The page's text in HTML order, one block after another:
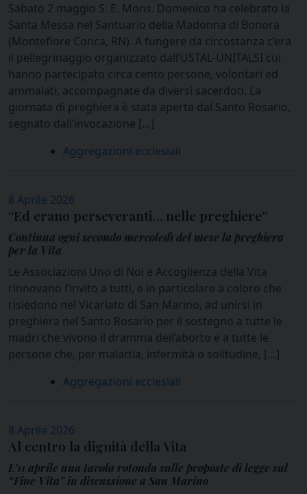
Sabato 2 maggio S. E. Mons. Domenico ha celebrato la
Santa Messa nel Santuario della Madonna di Bonora
(Montefiore Conca, RN). A fungere da circostanza c’era
il pellegrinaggio organizzato dall’USTAL-UNITALSI cui
hanno partecipato circa cento persone, volontari ed
ammalati, accompagnate da diversi sacerdoti. La
giornata di preghiera è stata aperta dal Santo Rosario,
segnato dall’invocazione […]
Aggregazioni ecclesiali
8 Aprile 2026
“Ed erano perseveranti… nelle preghiere”
Continua ogni secondo mercoledì del mese la preghiera
per la Vita
Le Associazioni Uno di Noi e Accoglienza della Vita
rinnovano l’invito a tutti, e in particolare a coloro che
risiedono nel Vicariato di San Marino, ad unirsi in
preghiera nel Santo Rosario per il sostegno a tutte le
madri che vivono il dramma dell’aborto e a tutte le
persone che, per malattia, infermità o solitudine, […]
Aggregazioni ecclesiali
8 Aprile 2026
Al centro la dignità della Vita
L’11 aprile una tavola rotonda sulle proposte di legge sul
“Fine Vita” in discussione a San Marino